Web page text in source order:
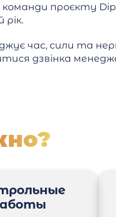
команди проєкту
рік.
час, сили та
дзвінка